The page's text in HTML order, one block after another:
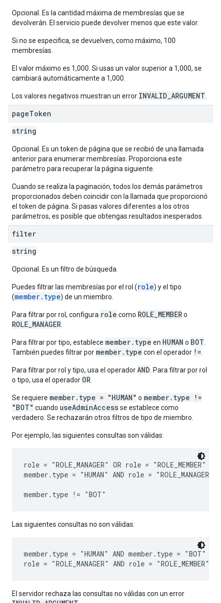
Opcional. Es la cantidad máxima de membresías que se
devolverán. El servicio puede devolver menos que este valor.
Si no se especifica, se devuelven, como máximo, 100
membresías.
El valor máximo es 1,000. Si usas un valor superior a 1,000, se
cambiará automáticamente a 1,000.
Los valores negativos muestran un error INVALID_ARGUMENT
pageToken
string
Opcional. Es un token de página que se recibió de una llamada
anterior para enumerar membresías. Proporciona este
parámetro para recuperar la página siguiente.
Cuando se realiza la paginación, todos los demás parámetros
proporcionados deben coincidir con la llamada que proporcionó
el token de página. Si pasas valores diferentes a los otros
parámetros, es posible que obtengas resultados inesperados.
filter
string
Opcional. Es un filtro de búsqueda.
Puedes filtrar las membresías por el rol (role) y el tipo
(member.type) de un miembro.
Para filtrar por rol, configura role como ROLE_MEMBERo
ROLE_MANAGER
Para filtrar por tipo, establece member.type en HUMAN o BOT
También puedes filtrar por member.type con el operador !=
Para filtrar por rol y tipo, usa el operadorAND . Para filtrar por rol
o tipo, usa el operador OR
Se requiere member.type = "HUMAN" o member.type !=
"BOT" cuando useAdminAccessse establece como
verdadero. Se rechazarán otros filtros de tipo de miembro.
Por ejemplo, las siguientes consultas son válidas:
role = "ROLE_MANAGER" OR role = "ROLE_MEMBER"
member.type = "HUMAN" AND role = "ROLE_MANAGER"
Las siguientes consultas no son válidas:
member.type = "HUMAN" AND member.type = "BOT"
El servidor rechaza las consultas no válidas con un error